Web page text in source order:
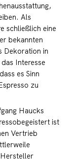
Als
schließlich eine
bekannten
Dekoration in
Interesse
es Sinn
zu
Haucks
ist
Vertrieb